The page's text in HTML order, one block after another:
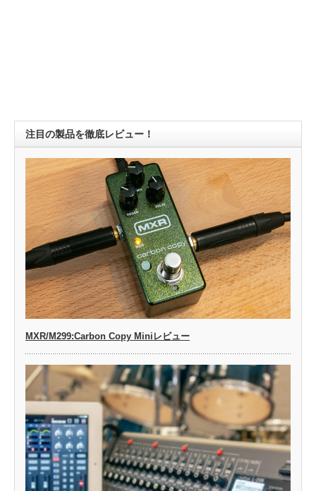
注目の製品を徹底レビュー！
MXR/M299:Carbon Copy Miniレビュー